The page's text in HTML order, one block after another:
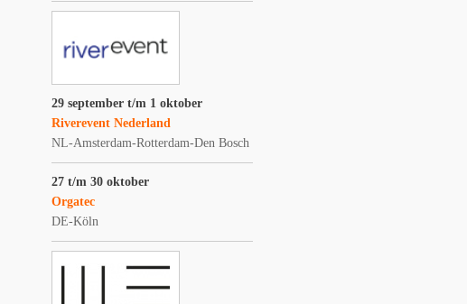
29 september t/m 1 oktober
Riverevent Nederland
NL-Amsterdam-Rotterdam-Den Bosch
27 t/m 30 oktober
Orgatec
DE-Köln